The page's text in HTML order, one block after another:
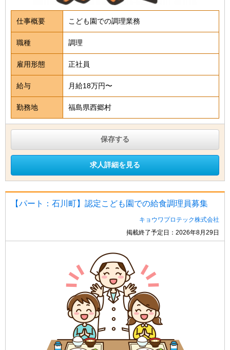
仕事概要 こども園での調理業務
職種 調理
雇用形態 正社員
給与 月給18万円〜
勤務地 福島県西郷村
保存する
求人詳細を見る
【パート：石川町】認定こども園での給食調理員募集
キョウワプロテック株式会社
掲載終了予定日：2026年8月29日